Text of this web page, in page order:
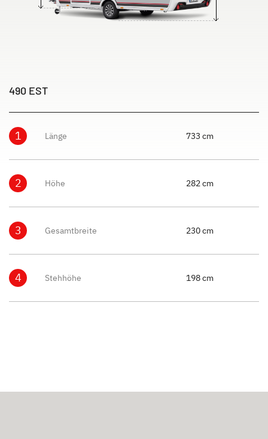
490 EST
1 Länge 733 cm
2 Höhe 282 cm
3 Gesamtbreite 230 cm
4 Stehhöhe 198 cm